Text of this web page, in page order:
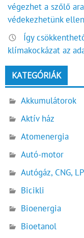
végezhet a szőlő
védekezhetünk
Így
klímakockázat az
KATEGÓRIÁK
Akkumulátorok
Aktív ház
Atomenergia
Autó-motor
Autógáz, CNG,
Bicikli
Bioenergia
Bioetanol